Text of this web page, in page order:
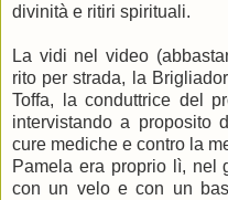
divinità e ritiri spirituali.
La vidi nel video
rito per strada, la
Toffa, la conduttrice del
intervistando a proposito
cure mediche e contro la
Pamela era proprio lì, nel
con un velo e con un